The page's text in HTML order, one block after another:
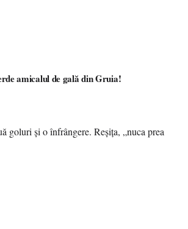
amicalul de gală din Gruia!